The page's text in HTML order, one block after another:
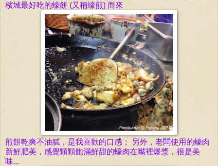
檳城最好吃的蠔餅 (又稱蠔煎) 而來
煎餅乾爽不油膩，是我喜歡的口感； 另外，老闆使用的蠔肉
新鮮肥美，感覺顆顆飽滿鮮甜的蠔肉在嘴裡爆漿，很是美
味...